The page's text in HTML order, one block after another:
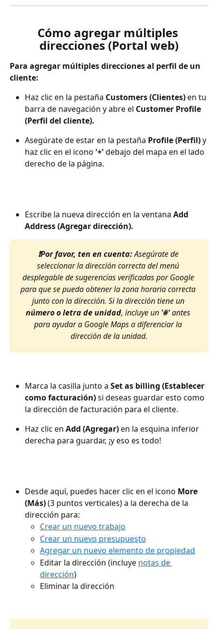
Cómo agregar múltiples
direcciones (Portal web)
Para agregar múltiples direcciones al perfil de un
cliente:
Haz clic en la pestaña Customers (Clientes) en tu
barra de navegación y abre el Customer Profile
(Perfil del cliente).
Asegúrate de estar en la pestaña Profile (Perfil) y
haz clic en el icono '+' debajo del mapa en el lado
derecho de la página.
Escribe la nueva dirección en la ventana Add
Address (Agregar dirección).
❗Por favor, ten en cuenta: Asegúrate de
seleccionar la dirección correcta del menú
desplegable de sugerencias verificadas por Google
para que se pueda obtener la zona horaria correcta
junto con la dirección. Si la dirección tiene un
número o letra de unidad, incluye un '#' antes
para ayudar a Google Maps a diferenciar la
dirección de la unidad.
Marca la casilla junto a Set as billing (Establecer
como facturación) si deseas guardar esto como
la dirección de facturación para el cliente.
Haz clic en Add (Agregar) en la esquina inferior
derecha para guardar, ¡y eso es todo!
Desde aquí, puedes hacer clic en el icono More
(Más) (3 puntos verticales) a la derecha de la
dirección para:
Crear un nuevo trabajo
Crear un nuevo presupuesto
Agregar un nuevo elemento de propiedad
Editar la dirección (incluye notas de
dirección)
Eliminar la dirección